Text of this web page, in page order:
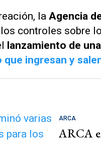
la Agencia
controles sobre
lanzamiento de una
ingresan y
ARCA
ARCA